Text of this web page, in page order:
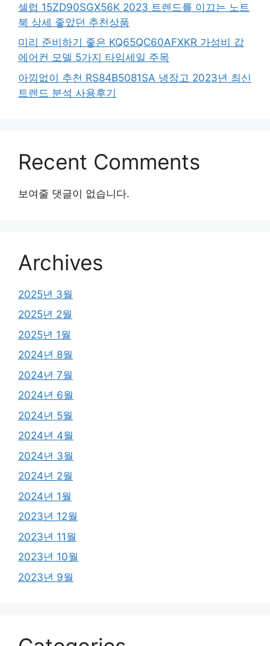
셀럽 15ZD90SGX56K 2023 트렌드를 이끄는 노트
북 상세 좋았던 추천상품
미리 준비하기 좋은 KQ65QC60AFXKR 가성비 갑
에어컨 모델 5가지 타임세일 주목
아낌없이 추천 RS84B5081SA 냉장고 2023년 최신
트렌드 분석 사용후기
Recent Comments
보여줄 댓글이 없습니다.
Archives
2025년 3월
2025년 2월
2025년 1월
2024년 8월
2024년 7월
2024년 6월
2024년 5월
2024년 4월
2024년 3월
2024년 2월
2024년 1월
2023년 12월
2023년 11월
2023년 10월
2023년 9월